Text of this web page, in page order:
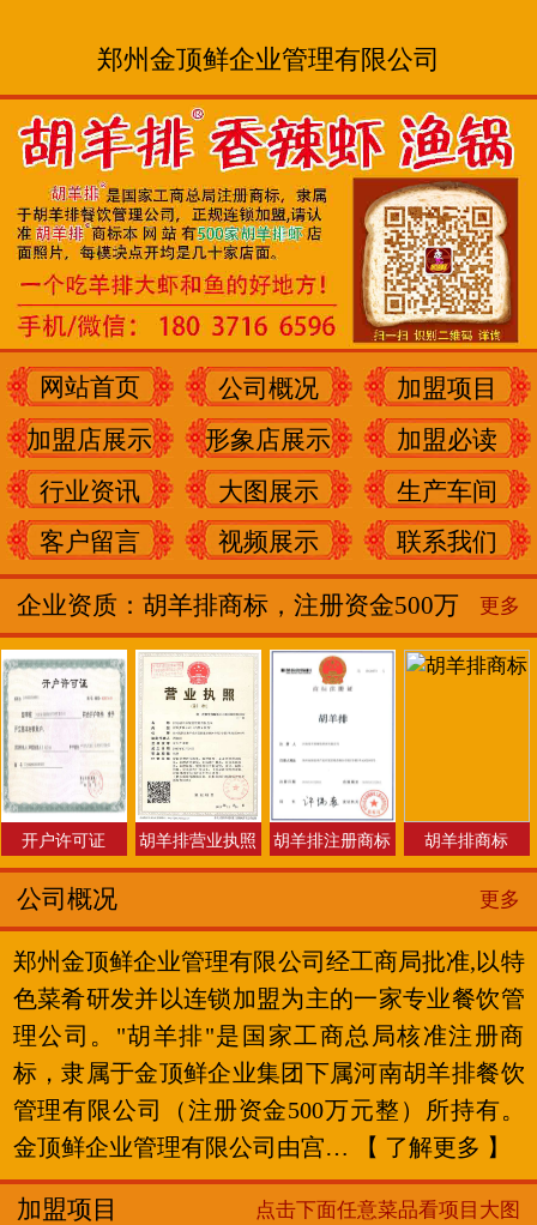
郑州金顶鲜企业管理有限公司
网站首页 公司概况
加盟项目
加盟店展示
形象店展示
加盟必读
行业资讯
大图展示
生产车间
客户留言
视频展示 联系我们
企业资质：胡羊排商标，注册资金500万 更多
开户许可证 胡羊排营业执照 胡羊排注册商标 胡羊排商标
公司概况 更多
郑州金顶鲜企业管理有限公司经工商局批准,以特
色菜肴研发并以连锁加盟为主的一家专业餐饮管
理公司。"胡羊排"是国家工商总局核准注册商
标，隶属于金顶鲜企业集团下属河南胡羊排餐饮
管理有限公司（注册资金500万元整）所持有。
金顶鲜企业管理有限公司由宫…
【 了解更多 】
加盟项目 点击下面任意菜品看项目大图